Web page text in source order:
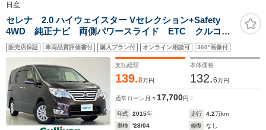
日産
セレナ 2.0 ハイウェイスター Vセレクション+Safety
4WD 純正ナビ 両側パワースライド ETC クルコ
ン レーンキープ アイドリングストップ 横滑防止
LEDヘッドライト 電格ミラー ウィンカーミラー ス
マートキー プッシュスタート オートエアコン
販売店保証 車両品質評価書付 購入プラン付 オンライン相談可 360°画像付
支払総額
139.8万円
本体価格
132.6万円
通常ローン 月々17,700円
年式 2015年 走行 4.2万km
車検
'28/04 修復
なし